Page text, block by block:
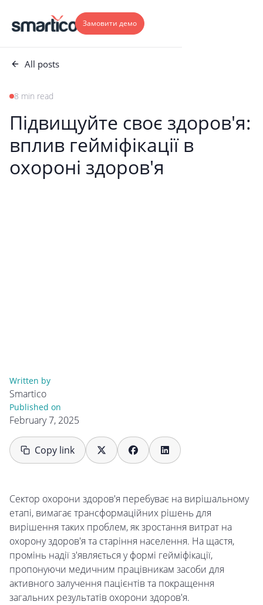
Замовити демо
All posts
8 min read
Підвищуйте своє здоров'я:
вплив гейміфікації в
охороні здоров'я
Written by
Smartico
Published on
February 7, 2025
Copy link
Сектор охорони здоров'я перебуває на вирішальному
етапі, вимагає трансформаційних рішень для
вирішення таких проблем, як зростання витрат на
охорону здоров'я та старіння населення. На щастя,
промінь надії з'являється у формі гейміфікації,
пропонуючи медичним працівникам засоби для
активного залучення пацієнтів та покращення
загальних результатів охорони здоров'я.